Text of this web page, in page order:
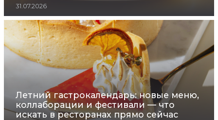
31.07.2026
Летний гастрокалендарь: новые меню,
коллаборации и фестивали — что
искать в ресторанах прямо сейчас